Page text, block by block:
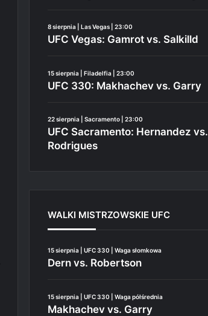
8 sierpnia | Las Vegas | 23:00
UFC Vegas: Gamrot vs. Salkilld
15 sierpnia | Filadelfia | 23:00
UFC 330: Makhachev vs. Garry
22 sierpnia | Sacramento | 23:00
UFC Sacramento: Hernandez vs.
Rodrigues
WALKI MISTRZOWSKIE UFC
15 sierpnia | UFC 330 | Waga słomkowa
Dern vs. Robertson
15 sierpnia | UFC 330 | Waga półśrednia
Makhachev vs. Garry